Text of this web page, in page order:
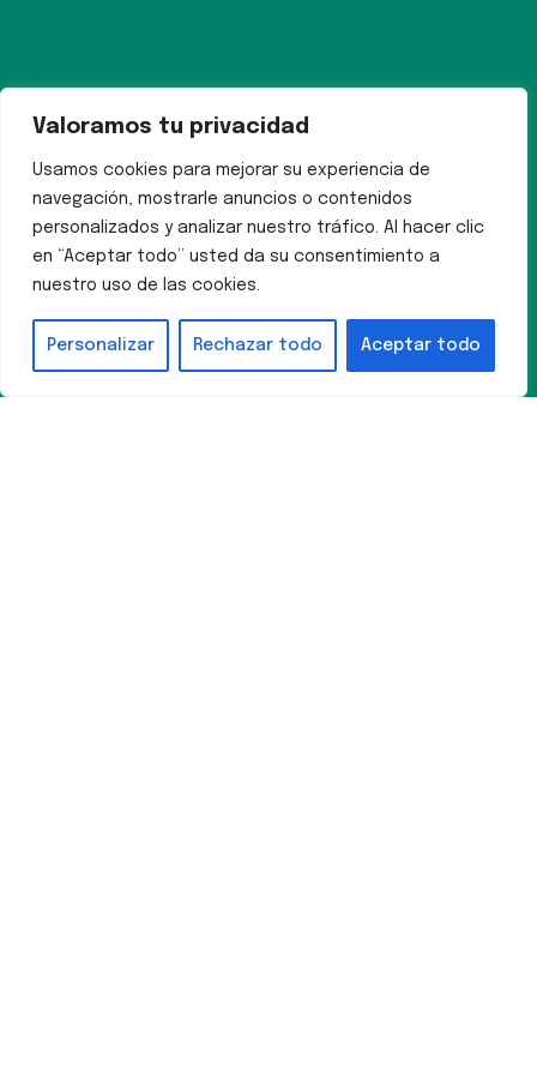
Valoramos tu privacidad
Usamos cookies para mejorar su experiencia de
navegación, mostrarle anuncios o contenidos
personalizados y analizar nuestro tráfico. Al hacer clic
en “Aceptar todo” usted da su consentimiento a
nuestro uso de las cookies.
Personalizar Rechazar todo Aceptar todo